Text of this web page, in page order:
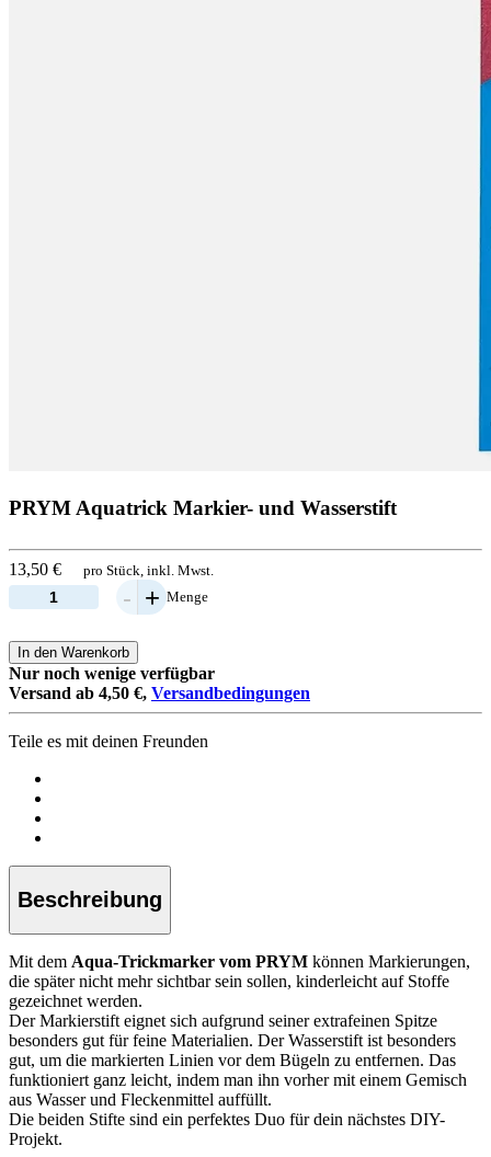
PRYM Aquatrick Markier- und Wasserstift
13,50 € pro Stück, inkl. Mwst.
- + Menge
In den Warenkorb
Nur noch wenige verfügbar
Versand ab 4,50 €, Versandbedingungen
Teile es mit deinen Freunden
Beschreibung
Mit dem Aqua-Trickmarker vom PRYM können Markierungen,
die später nicht mehr sichtbar sein sollen, kinderleicht auf Stoffe
gezeichnet werden.
Der Markierstift eignet sich aufgrund seiner extrafeinen Spitze
besonders gut für feine Materialien. Der Wasserstift ist besonders
gut, um die markierten Linien vor dem Bügeln zu entfernen. Das
funktioniert ganz leicht, indem man ihn vorher mit einem Gemisch
aus Wasser und Fleckenmittel auffüllt.
Die beiden Stifte sind ein perfektes Duo für dein nächstes DIY-
Projekt.